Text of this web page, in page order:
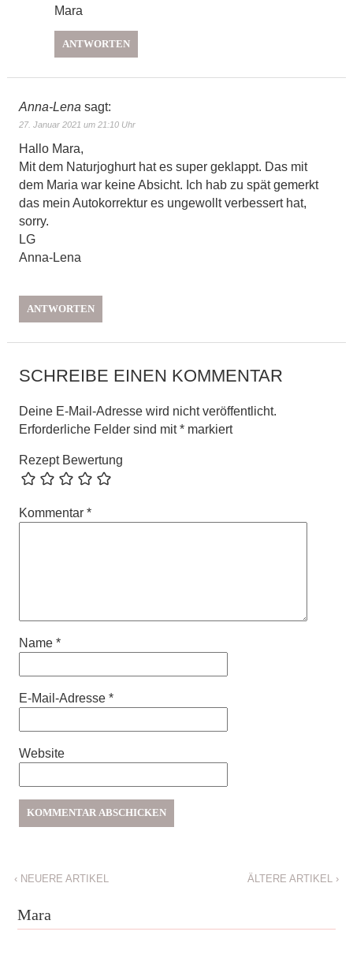
Mara
ANTWORTEN
Anna-Lena sagt:
27. Januar 2021 um 21:10 Uhr
Hallo Mara,
Mit dem Naturjoghurt hat es super geklappt. Das mit
dem Maria war keine Absicht. Ich hab zu spät gemerkt
das mein Autokorrektur es ungewollt verbessert hat,
sorry.
LG
Anna-Lena
ANTWORTEN
SCHREIBE EINEN KOMMENTAR
Deine E-Mail-Adresse wird nicht veröffentlicht.
Erforderliche Felder sind mit*markiert
Rezept Bewertung
Kommentar *
Name *
E-Mail-Adresse *
Website
‹NEUERE ARTIKEL ÄLTERE ARTIKEL ›
Mara